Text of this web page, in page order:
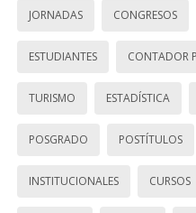
JORNADAS CONGRESOS
ESTUDIANTES CONTADOR
TURISMO ESTADÍSTICA
POSGRADO POSTÍTULOS
INSTITUCIONALES CURSOS